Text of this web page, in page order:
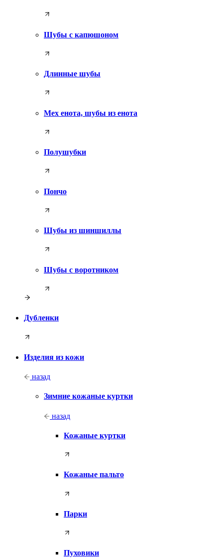
Шубы с капюшоном
Длинные шубы
Мех енота, шубы из енота
Полушубки
Пончо
Шубы из шиншиллы
Шубы с воротником
Дубленки
Изделия из кожи
назад
Зимние кожаные куртки
назад
Кожаные куртки
Кожаные пальто
Парки
Пуховики